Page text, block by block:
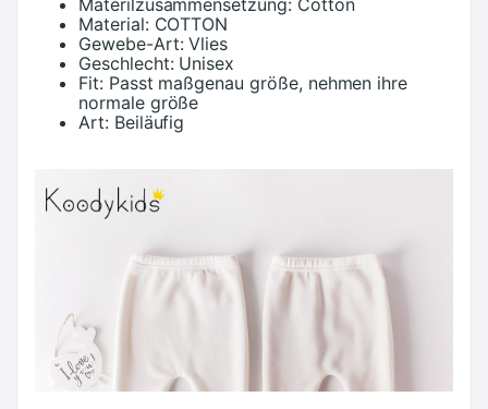
Materilzusammensetzung: Cotton
Material: COTTON
Gewebe-Art: Vlies
Geschlecht: Unisex
Fit: Passt maßgenau größe, nehmen ihre
normale größe
Art: Beiläufig